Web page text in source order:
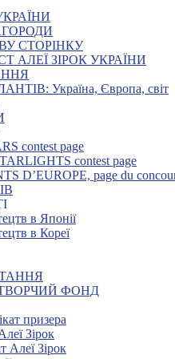
СТОРІНКУ
АЛЕЇ ЗІРОК УКРАЇНИ
Україна, Європа, світ
contest page
contest page
D’EUROPE, page du
в Японії
в Кореї
ФОНД
призера
Зірок
Алеї Зірок